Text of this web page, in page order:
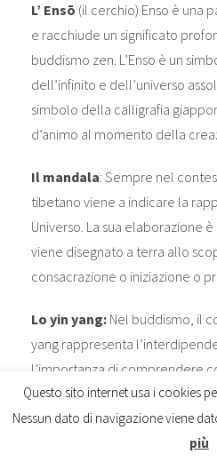
L’ Ensō (il cerchio) Enso è una
e racchiude un significato
buddismo zen. L’Enso è un
dell’infinito e dell’universo
simbolo della calligrafia
d’animo al momento della
Il mandala: Sempre nel
tibetano viene a indicare la
Universo. La sua elaborazione
viene disegnato a terra allo
consacrazione o iniziazione o
Lo yin yang:Nel buddismo, il
yang rappresenta
l’importanza di comprendere
confucianesimo, di yin e yang
tra gli opposti.
Questo sito internet usa i cookies
Nessun dato di navigazione viene
più